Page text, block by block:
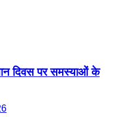
दिवस पर समस्याओं के